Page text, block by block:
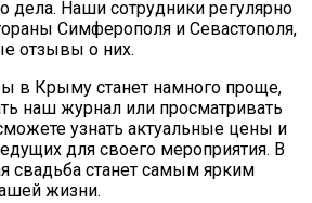
дела. Наши сотрудники регулярно
Симферополя и Севастополя,
отзывы о них.
в Крыму станет намного проще,
наш журнал или просматривать
узнать актуальные цены и
для своего мероприятия. В
свадьба станет самым ярким
жизни.